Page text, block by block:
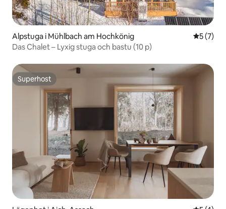
Alpstuga i Mühlbach am Hochkönig 5 av 5 i
5 (7)
Das Chalet – Lyxig stuga och bastu (10 p)
Superhost
Superhost